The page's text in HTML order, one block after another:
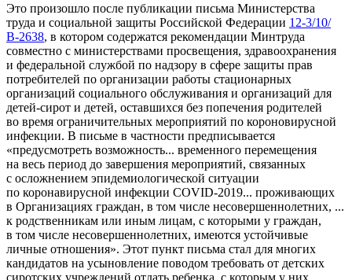
Это произошло после публикации письма Министерства
труда и социальной защиты Российской Федерации 12-3/10/
В-2638, в котором содержатся рекомендации Минтруда
совместно с министерствами просвещения, здравоохранения
и федеральной службой по надзору в сфере защиты прав
потребителей по организации работы стационарных
организаций социального обслуживания и организаций для
детей-сирот и детей, оставшихся без попечения родителей
во время ограничительных мероприятий по короновирусной
инфекции. В письме в частности предписывается
«предусмотреть возможность... временного перемещения
на весь период до завершения мероприятий, связанных
с осложнением эпидемиологической ситуации
по коронавирусной инфекции COVID-2019... проживающих
в Организациях граждан, в том числе несовершеннолетних, ...
к родственникам или иным лицам, с которыми у граждан,
в том числе несовершеннолетних, имеются устойчивые
личные отношения». Этот пункт письма стал для многих
кандидатов на усыновление поводом требовать от детских
сиротских учреждений отдать ребенка, с которым у них